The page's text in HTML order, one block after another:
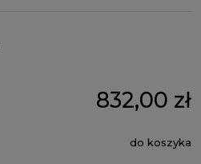
832,00 zł
do koszyka